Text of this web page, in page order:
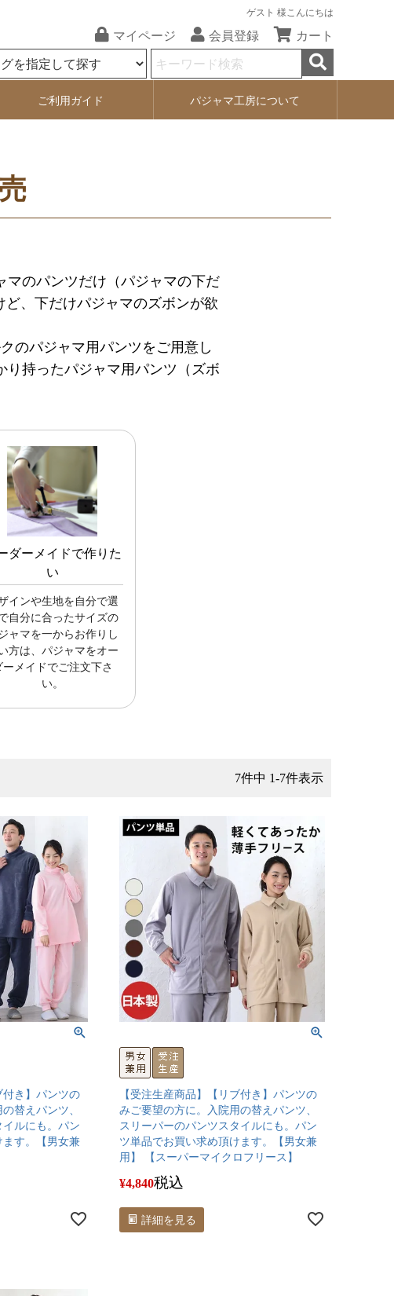
ゲスト 様こんにちは
マイページ 会員登録 カート
ご利用ガイド パジャマ工房について
マのパンツだけ（パジャマの下だ
、下だけパジャマのズボンが欲
のパジャマ用パンツをご用意し
持ったパジャマ用パンツ（ズボ
ダーメイドで作りた
い
インや生地を自分で選
自分に合ったサイズの
ャマを一からお作りし
方は、パジャマをオー
ーメイドでご注文下さ
い。
7件中 1-7件表示
付き】パンツの
替えパンツ、
ルにも。パン
す。【男女兼
【受注生産商品】【リブ付き】パンツの
みご要望の方に。入院用の替えパンツ、
スリーパーのパンツスタイルにも。パン
ツ単品でお買い求め頂けます。【男女兼
用】 【スーパーマイクロフリース】
¥4,840税込
詳細を見る